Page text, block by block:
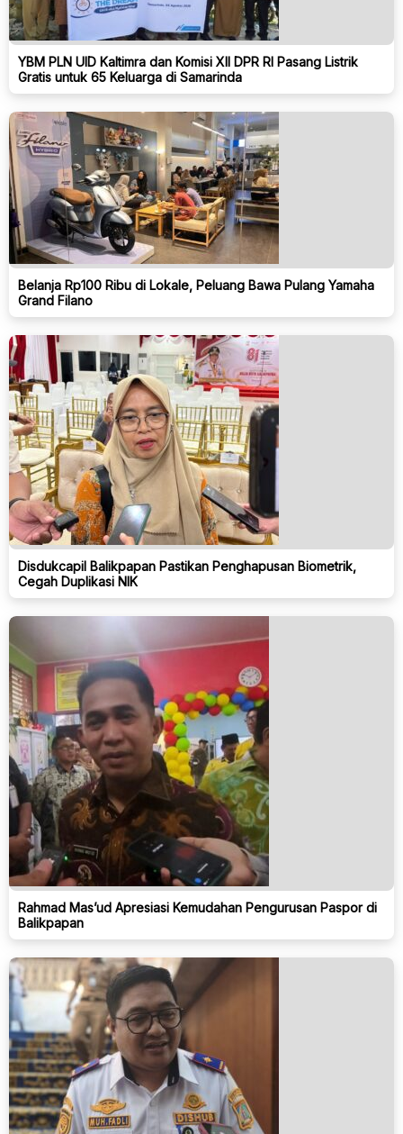
YBM PLN UID Kaltimra dan Komisi XII DPR RI Pasang Listrik
Gratis untuk 65 Keluarga di Samarinda
Belanja Rp100 Ribu di Lokale, Peluang Bawa Pulang Yamaha
Grand Filano
Disdukcapil Balikpapan Pastikan Penghapusan Biometrik,
Cegah Duplikasi NIK
Rahmad Mas’ud Apresiasi Kemudahan Pengurusan Paspor di
Balikpapan